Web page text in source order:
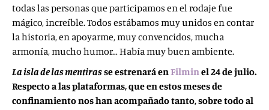
todas las personas que participamos en el rodaje fue
mágico, increíble. Todos estábamos muy unidos en contar
la historia, en apoyarme, muy convencidos, mucha
armonía, mucho humor… Había muy buen ambiente.
La isla de las mentirasse estrenará enFilminel 24 de julio.
Respecto a las plataformas, que en estos meses de
confinamiento nos han acompañado tanto, sobre todo al